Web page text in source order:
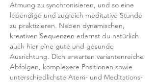
Atmung zu synchronisieren, und so eine
lebendige und zugleich meditative Stunde
zu praktizieren. Neben dynamischen,
kreativen Sequenzen erlernst du natürlich
auch hier eine gute und gesunde
Ausrichtung. Dich erwarten variantenreiche
Abfolgen, komplexere Positionen sowie
unterschiedlichste Atem- und Meditations-